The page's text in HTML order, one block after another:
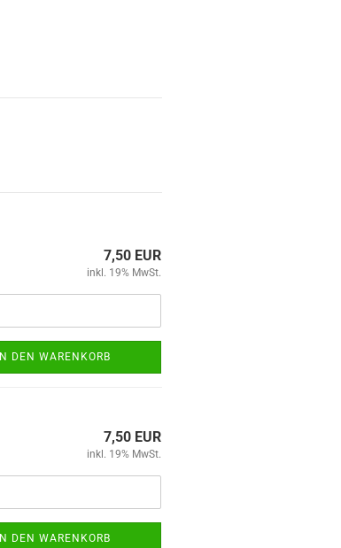
7,50 EUR
inkl. 19% MwSt.
IN DEN WARENKORB
7,50 EUR
inkl. 19% MwSt.
IN DEN WARENKORB